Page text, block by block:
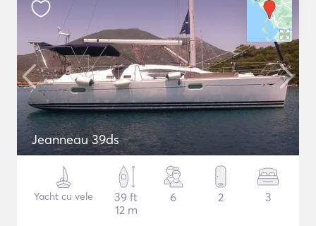
Jeanneau 39ds
Yacht cu vele
39 ft
12 m
6 2 3